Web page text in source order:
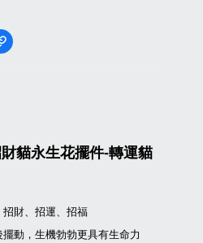
貓永生花擺件-轉運貓
財、招運、招福
動，生機勃勃更具有生命力